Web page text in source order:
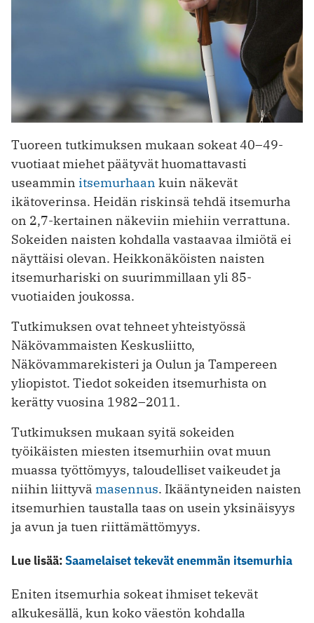
Tuoreen tutkimuksen mukaan sokeat 40–49-
vuotiaat miehet päätyvät huomattavasti
useammin itsemurhaan kuin näkevät
ikätoverinsa. Heidän riskinsä tehdä itsemurha
on 2,7-kertainen näkeviin miehiin verrattuna.
Sokeiden naisten kohdalla vastaavaa ilmiötä ei
näyttäisi olevan. Heikkonäköisten naisten
itsemurhariski on suurimmillaan yli 85-
vuotiaiden joukossa.
Tutkimuksen ovat tehneet yhteistyössä
Näkövammaisten Keskusliitto,
Näkövammarekisteri ja Oulun ja Tampereen
yliopistot. Tiedot sokeiden itsemurhista on
kerätty vuosina 1982–2011.
Tutkimuksen mukaan syitä sokeiden
työikäisten miesten itsemurhiin ovat muun
muassa työttömyys, taloudelliset vaikeudet ja
niihin liittyvä masennus. Ikääntyneiden naisten
itsemurhien taustalla taas on usein yksinäisyys
ja avun ja tuen riittämättömyys.
Lue lisää:Saamelaiset tekevät enemmän itsemurhia
Eniten itsemurhia sokeat ihmiset tekevät
alkukesällä, kun koko väestön kohdalla